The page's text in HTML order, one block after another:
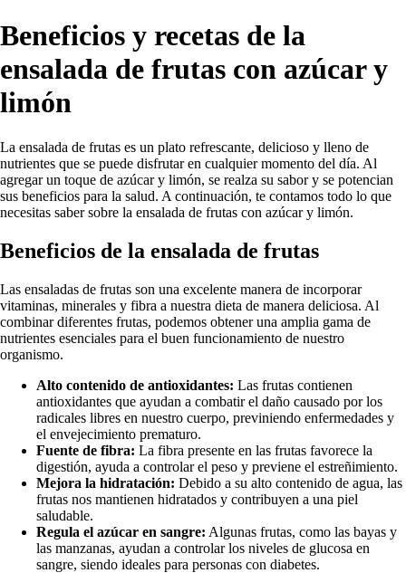
Beneficios y recetas de la
ensalada de frutas con azúcar y
limón
La ensalada de frutas es un plato refrescante, delicioso y lleno de
nutrientes que se puede disfrutar en cualquier momento del día. Al
agregar un toque de azúcar y limón, se realza su sabor y se potencian
sus beneficios para la salud. A continuación, te contamos todo lo que
necesitas saber sobre la ensalada de frutas con azúcar y limón.
Beneficios de la ensalada de frutas
Las ensaladas de frutas son una excelente manera de incorporar
vitaminas, minerales y fibra a nuestra dieta de manera deliciosa. Al
combinar diferentes frutas, podemos obtener una amplia gama de
nutrientes esenciales para el buen funcionamiento de nuestro
organismo.
Alto contenido de antioxidantes: Las frutas contienen
antioxidantes que ayudan a combatir el daño causado por los
radicales libres en nuestro cuerpo, previniendo enfermedades y
el envejecimiento prematuro.
Fuente de fibra: La fibra presente en las frutas favorece la
digestión, ayuda a controlar el peso y previene el estreñimiento.
Mejora la hidratación: Debido a su alto contenido de agua, las
frutas nos mantienen hidratados y contribuyen a una piel
saludable.
Regula el azúcar en sangre: Algunas frutas, como las bayas y
las manzanas, ayudan a controlar los niveles de glucosa en
sangre, siendo ideales para personas con diabetes.